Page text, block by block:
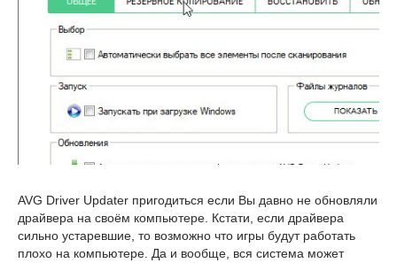
AVG Driver Updater пригодиться если Вы давно не обновляли
драйвера на своём компьютере. Кстати, если драйвера
сильно устаревшие, то возможно что игры будут работать
плохо на компьютере. Да и вообще, вся система может